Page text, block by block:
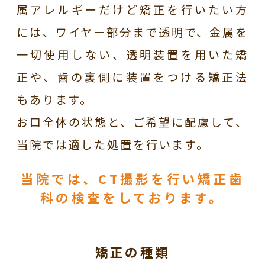
属アレルギーだけど矯正を行いたい方
には、ワイヤー部分まで透明で、金属を
一切使用しない、透明装置を用いた矯
正や、歯の裏側に装置をつける矯正法
もあります。
お口全体の状態と、ご希望に配慮して、
当院では適した処置を行います。
当院では、CT撮影を行い矯正歯
科の検査をしております。
矯正の種類